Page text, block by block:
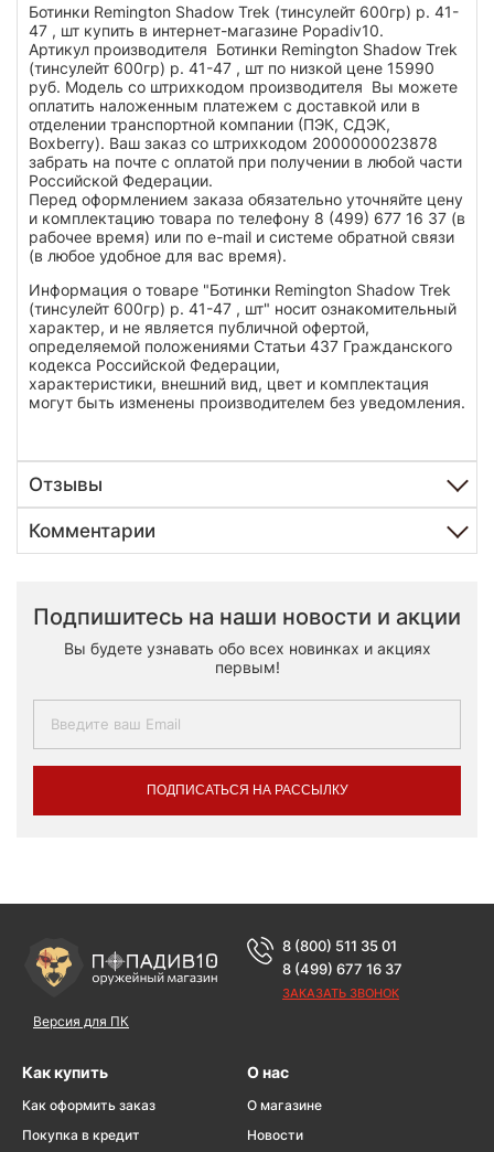
Ботинки Remington Shadow Trek (тинсулейт 600гр) р. 41-
47 , шт купить в интернет-магазине Popadiv10.
Артикул производителя Ботинки Remington Shadow Trek
(тинсулейт 600гр) р. 41-47 , шт по низкой цене 15990
руб. Модель со штрихкодом производителя Вы можете
оплатить наложенным платежем с доставкой или в
отделении транспортной компании (ПЭК, СДЭК,
Boxberry). Ваш заказ со штрихкодом 2000000023878
забрать на почте с оплатой при получении в любой части
Российской Федерации.
Перед оформлением заказа обязательно уточняйте цену
и комплектацию товара по телефону 8 (499) 677 16 37 (в
рабочее время) или по e-mail и системе обратной связи
(в любое удобное для вас время).
Информация о товаре "Ботинки Remington Shadow Trek
(тинсулейт 600гр) р. 41-47 , шт" носит ознакомительный
характер, и не является публичной офертой,
определяемой положениями Статьи 437 Гражданского
кодекса Российской Федерации,
характеристики, внешний вид, цвет и комплектация
могут быть изменены производителем без уведомления.
Отзывы
Комментарии
Подпишитесь на наши новости и акции
Вы будете узнавать обо всех новинках и акциях
первым!
ПОДПИСАТЬСЯ НА РАССЫЛКУ
Версия для ПК
8 (800) 511 35 01
8 (499) 677 16 37
ЗАКАЗАТЬ ЗВОНОК
Как купить
Как оформить заказ
Покупка в кредит
О нас
О магазине
Новости